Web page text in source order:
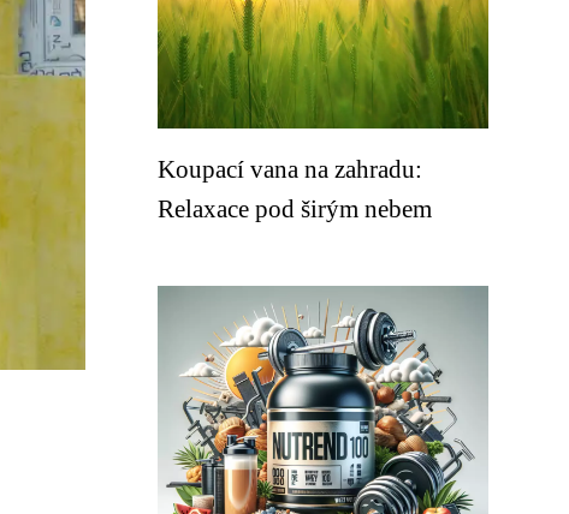
Koupací vana na zahradu:
Relaxace pod širým nebem